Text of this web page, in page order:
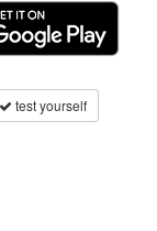
test yourself